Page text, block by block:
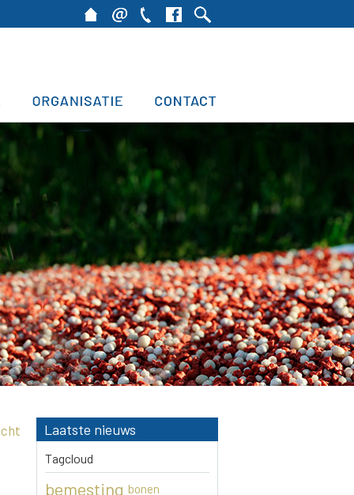
Laatste nieuws
Tagcloud
bemesting bonen